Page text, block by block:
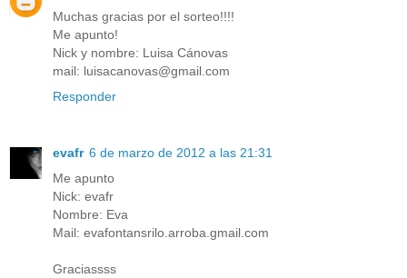
Muchas gracias por el sorteo!!!!
Me apunto!
Nick y nombre: Luisa Cánovas
mail: luisacanovas@gmail.com
Responder
evafr 6 de marzo de 2012 a las 21:31
Me apunto
Nick: evafr
Nombre: Eva
Mail: evafontansrilo.arroba.gmail.com
Graciassss